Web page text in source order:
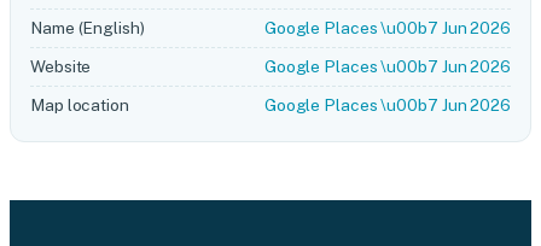
Name (English)
Google Places \u00b7 Jun 2026
Website
Google Places \u00b7 Jun 2026
Map location
Google Places \u00b7 Jun 2026